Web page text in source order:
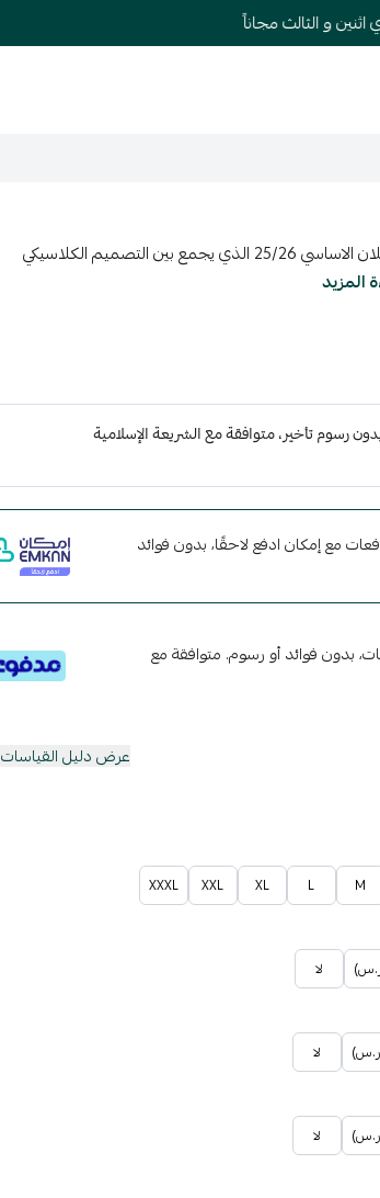
و الثالث مجاناً
استمتع بإطلالة رياضية فاخرة مع تيشيرت انتر ميلان الاساسي 25/26 الذي يجمع بين التصميم الكلاسيكي
المزيد
على 5 دفعات مع إمكان ادفع لاحقًا، بدون فوائد
بطريقة ميسرة إلى 4 وحتى 6 دفعات، بدون فوائد أو رسوم. متوافقة مع
عرض دليل القياسات
M
L
XL
XXL
XXXL
لا
لا
لا